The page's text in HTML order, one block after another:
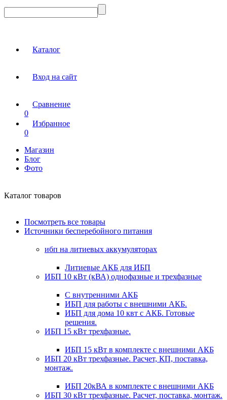
Каталог
Вход на сайт
Сравнение
0
Избранное
0
Магазин
Блог
Фото
Каталог товаров
Посмотреть все товары
Источники бесперебойного питания
ибп на литиевых аккумуляторах
Литиевые АКБ для ИБП
ИБП 10 кВт (кВА) однофазные и трехфазные
С внутренними АКБ
ИБП для работы с внешними АКБ.
ИБП для дома 10 квт с АКБ. Готовые
решения.
ИБП 15 кВт трехфазные.
ИБП 15 кВт в комплекте с внешними АКБ
ИБП 20 кВт трехфазные. Расчет, КП, поставка,
монтаж.
ИБП 20кВА в комплекте с внешними АКБ
ИБП 30 кВт трехфазные. Расчет, поставка, монтаж.